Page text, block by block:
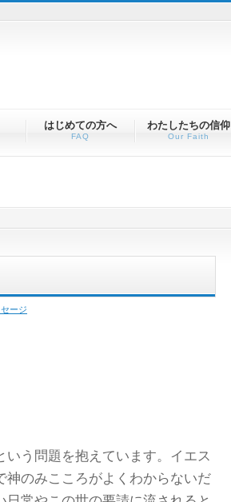
はじめての方へ
FAQ
わたしたちの信仰
Our Faith
セージ
う問題を抱えています。イエス
のみこころがよくわからないだ